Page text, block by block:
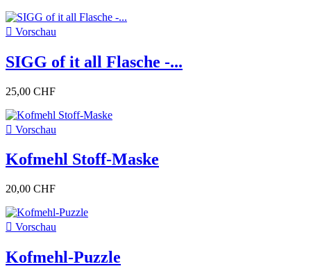
 Vorschau
SIGG of it all Flasche -...
25,00 CHF
 Vorschau
Kofmehl Stoff-Maske
20,00 CHF
 Vorschau
Kofmehl-Puzzle